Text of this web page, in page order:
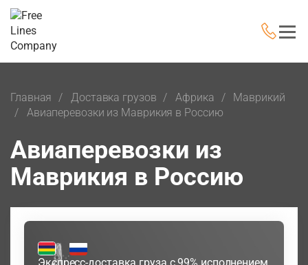
Главная Доставка грузов Африка
Маврикий
Авиаперевозки из Маврикия в Россию
Авиаперевозки из
Маврикия в Россию